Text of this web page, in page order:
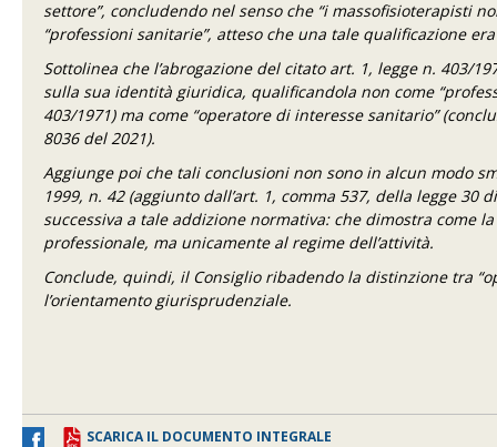
settore”, concludendo nel senso che “i massofisioterapisti
“professioni sanitarie”, atteso che una tale qualificazione
Sottolinea che l’abrogazione del citato art. 1, legge n. 403/
sulla sua identità giuridica, qualificandola non come
403/1971) ma come “operatore di interesse sanitario”
8036 del 2021).
Aggiunge poi che tali conclusioni non sono in alcun modo
1999, n. 42 (aggiunto dall’art. 1, comma 537, della legge
successiva a tale addizione normativa: che dimostra come
professionale, ma unicamente al regime dell’attività.
Conclude, quindi, il Consiglio ribadendo la distinzione tra
l’orientamento giurisprudenziale.
SCARICA IL DOCUMENTO INTEGRALE